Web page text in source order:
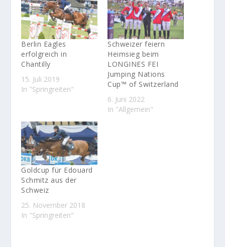
Berlin Eagles
erfolgreich in
Chantilly
15. Juli 2019
In "Springreiten"
Schweizer feiern
Heimsieg beim
LONGINES FEI
Jumping Nations
Cup™ of Switzerland
6. Juni 2022
In "Allgemein"
Goldcup für Edouard
Schmitz aus der
Schweiz
25. November 2018
In "Springreiten"